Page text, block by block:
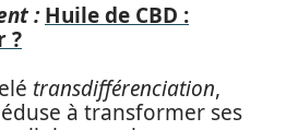
: Huile de CBD :
?
transdifférenciation,
à transformer ses